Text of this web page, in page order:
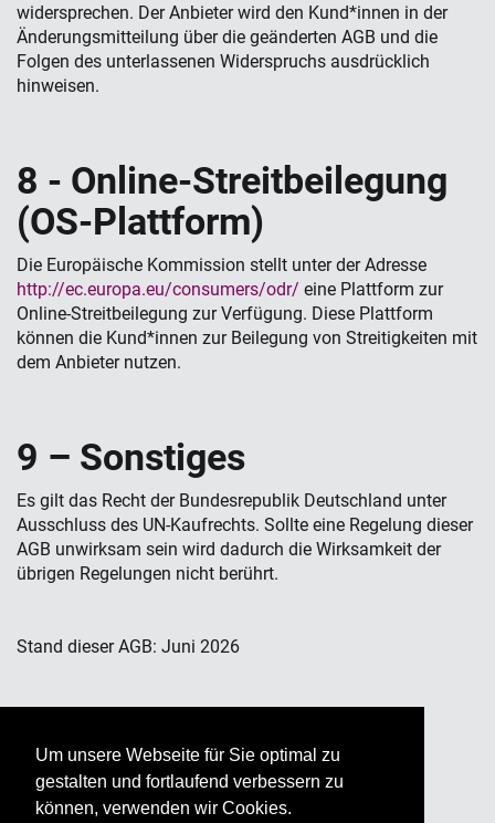
Um unsere Webseite für Sie optimal zu
gestalten und fortlaufend verbessern zu
können, verwenden wir Cookies.
widersprechen. Der Anbieter wird den Kund*innen in der
Änderungsmitteilung über die geänderten AGB und die
Folgen des unterlassenen Widerspruchs ausdrücklich
hinweisen.
8 - Online-Streit­beilegung
(OS-Plattform)
Die Europäische Kommission stellt unter der Adresse
http://ec.europa.eu/consumers/odr/ eine Plattform zur
Online-Streitbeilegung zur Verfügung. Diese Plattform
können die Kund*innen zur Beilegung von Streitigkeiten mit
dem Anbieter nutzen.
9 – Sonstiges
Es gilt das Recht der Bundesrepublik Deutschland unter
Ausschluss des UN-Kaufrechts. Sollte eine Regelung dieser
AGB unwirksam sein wird dadurch die Wirksamkeit der
übrigen Regelungen nicht berührt.
Stand dieser AGB: Juni 2026